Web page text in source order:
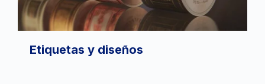
Etiquetas y diseños